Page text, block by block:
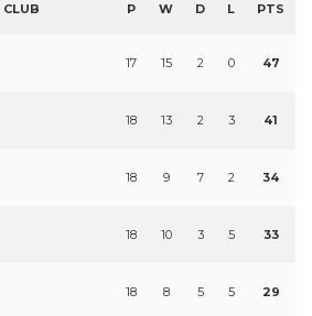
CLUB P W D L PTS
17 15 2 0 47
18 13 2 3 41
18 9 7 2 34
18 10 3 5 33
18 8 5 5 29